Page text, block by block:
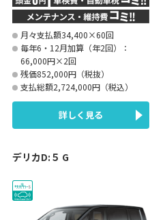
月々支払額34,400×60回
毎年6・12月加算（年2回）：
66,000円×2回
残価852,000円（税抜）
支払総額2,724,000円（税込）
詳しく見る
デリカD:５ G